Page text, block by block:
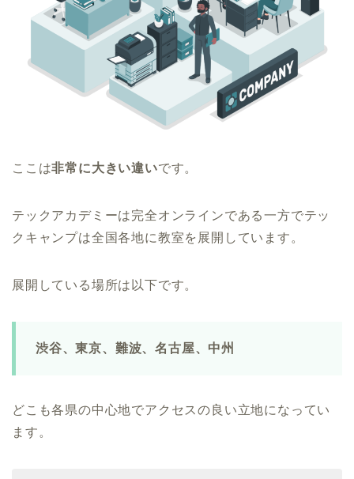
ここは非常に大きい違いです。
テックアカデミーは完全オンラインである一方でテッ
クキャンプは全国各地に教室を展開しています。
展開している場所は以下です。
渋谷、東京、難波、名古屋、中州
どこも各県の中心地でアクセスの良い立地になってい
ます。